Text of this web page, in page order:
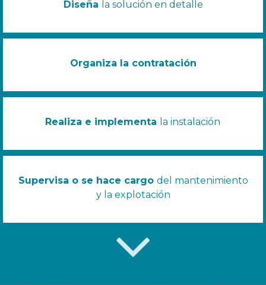
Diseña la solución en detalle
Organiza la contratación
Realiza e implementa la instalación
Supervisa o se hace cargo del mantenimiento
y la explotación